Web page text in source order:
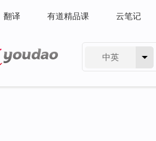
翻译 有道精品课 云笔记
中英